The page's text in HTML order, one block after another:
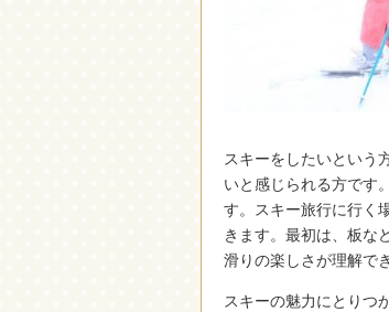
スキーをしたいという
いと感じられる方です。
す。スキー旅行に行く
きます。最初は、板な
滑りの楽しさが理解で
スキーの魅力にとりつ